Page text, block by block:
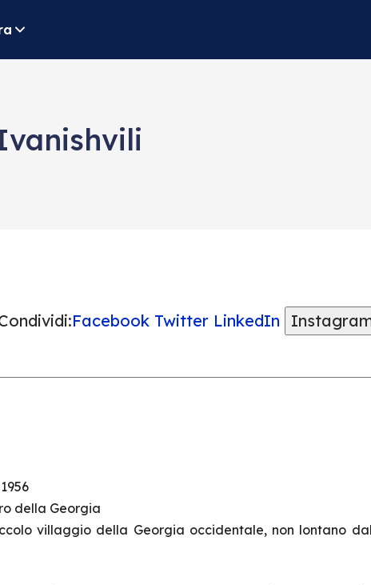
Facebook Twitter LinkedIn
della Georgia
villaggio della Georgia occidentale, non lontano